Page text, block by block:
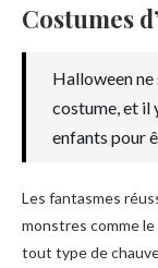
Costumes
Halloween ne
costume, et il
enfants pour
Les fantasmes
monstres comme le
tout type de